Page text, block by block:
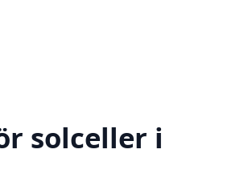
solceller i